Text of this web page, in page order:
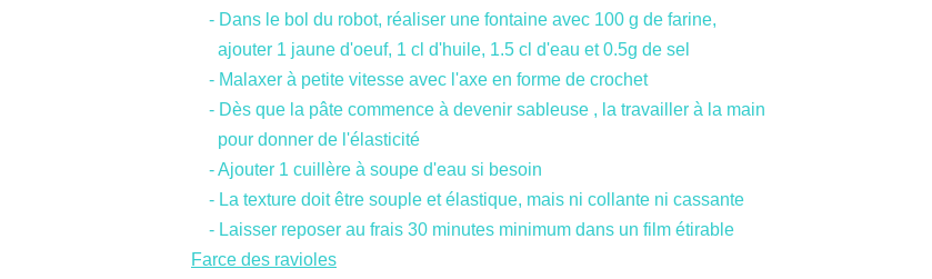
- Dans le bol du robot, réaliser une fontaine avec 100 g de farine,
ajouter 1 jaune d'oeuf, 1 cl d'huile, 1.5 cl d'eau et 0.5g de sel
- Malaxer à petite vitesse avec l'axe en forme de crochet
- Dès que la pâte commence à devenir sableuse , la travailler à la main
pour donner de l'élasticité
- Ajouter 1 cuillère à soupe d'eau si besoin
- La texture doit être souple et élastique, mais ni collante ni cassante
- Laisser reposer au frais 30 minutes minimum dans un film étirable
Farce des ravioles